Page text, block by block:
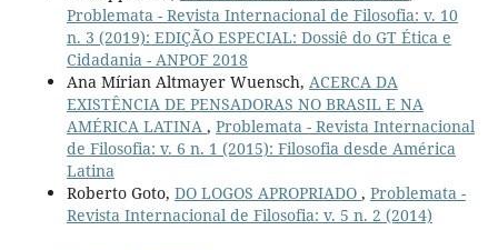
Problemata - Revista Internacional de Filosofia: v. 10
n. 3 (2019): EDIÇÃO ESPECIAL: Dossiê do GT Ética e
Cidadania - ANPOF 2018
Ana Mírian Altmayer Wuensch, ACERCA DA
EXISTÊNCIA DE PENSADORAS NO BRASIL E NA
AMÉRICA LATINA , Problemata - Revista Internacional
de Filosofia: v. 6 n. 1 (2015): Filosofia desde América
Latina
Roberto Goto, DO LOGOS APROPRIADO , Problemata -
Revista Internacional de Filosofia: v. 5 n. 2 (2014)